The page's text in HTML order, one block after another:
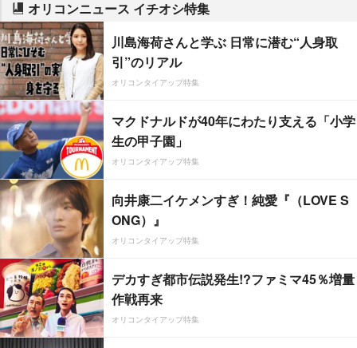
オリコンニュース イチオシ特集
川島海荷さんと学ぶ 日常に潜む“人身取
引”のリアル
オリコンタイアップ特集
マクドナルドが40年にわたり支える「小学
生の甲子園」
オリコンタイアップ特集
向井康二イケメンすぎ！純愛『（LOVE S
ONG）』
オリコンタイアップ特集
デカすぎ都市伝説発生!?ファミマ45％増量
作戦再来
オリコンタイアップ特集